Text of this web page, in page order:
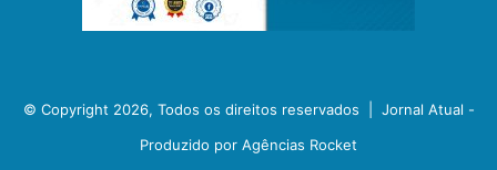
© Copyright 2026, Todos os direitos reservados | Jornal Atual -
Produzido por Agências Rocket